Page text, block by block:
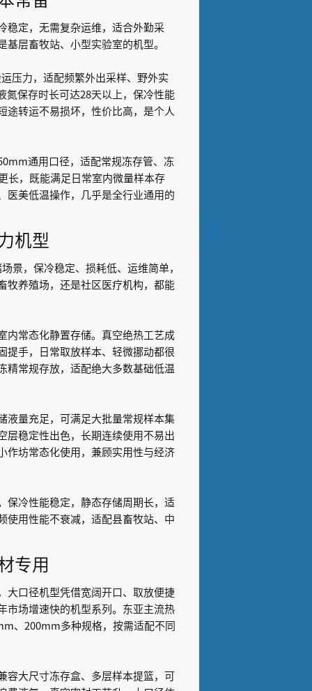
稳定，无需复杂运维，适合外勤采
层畜牧站、小型实验室的机型。
压力，适配频繁外出采样、野外实
氮保存时长可达28天以上，保冷性能
途转运不易损坏，性价比高，是个人
通用口径，适配常规冻存管、冻
长，既能满足日常室内微量样本存
医美低温操作，几乎是全行业通用的
机型
景，保冷稳定、损耗低、运维简单，
牧养殖场，还是社区医疗机构，都能
内常态化静置存储。真空绝热工艺成
提手，日常取放样本、轻微挪动都很
精常规存放，适配绝大多数基础低温
液量充足，可满足大批量常规样本集
层稳定性出色，长期连续使用不易出
作坊常态化使用，兼顾实用性与经济
保冷性能稳定，静态存储周期长，适
使用性能不衰减，适配县畜牧站、中
专用
大口径机型凭借宽阔开口、取放便捷
市场增速快的机型系列。东亚主流热
、200mm多种规格，按需适配不同
容大尺寸冻存盒、多层样本提篮，可